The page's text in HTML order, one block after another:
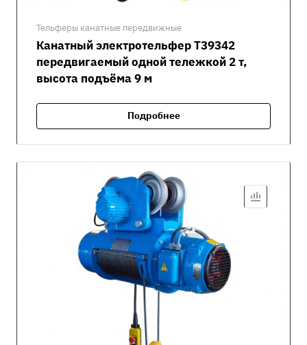
Тельферы канатные передвижные
Канатный электротельфер Т39342
передвигаемый одной тележкой 2 т,
высота подъёма 9 м
Подробнее